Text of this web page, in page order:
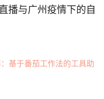
播与广州疫情下的自